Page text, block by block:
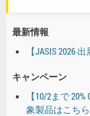
最新情報
【JASIS 2026
キャンペーン
【10/2まで
象製品はこちら